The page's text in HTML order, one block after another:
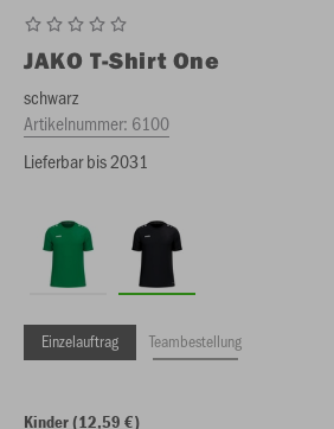
JAKO T-Shirt One
schwarz
Artikelnummer: 6100
Lieferbar bis 2031
Einzelauftrag Teambestellung
Kinder (12,59 €)